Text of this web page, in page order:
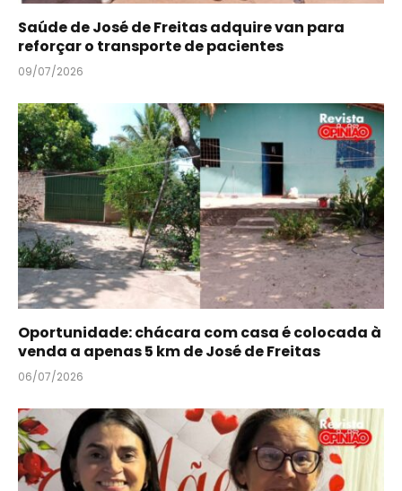
Saúde de José de Freitas adquire van para
reforçar o transporte de pacientes
09/07/2026
Oportunidade: chácara com casa é colocada à
venda a apenas 5 km de José de Freitas
06/07/2026